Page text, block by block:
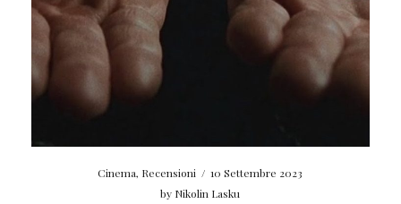
Cinema, Recensioni / 10 Settembre 2023
by Nikolin Lasku